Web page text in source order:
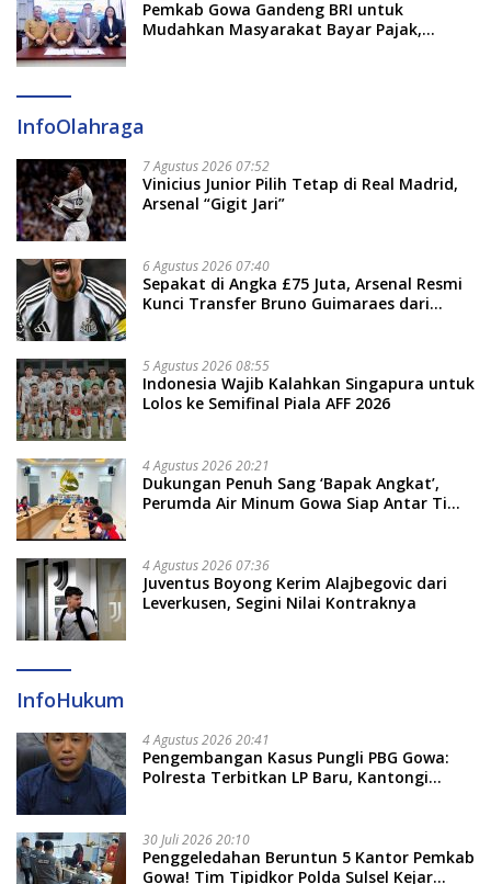
Pemkab Gowa Gandeng BRI untuk
Mudahkan Masyarakat Bayar Pajak,
InfoOlahraga
7 Agustus 2026 07:52
Vinicius Junior Pilih Tetap di Real Madrid,
Arsenal “Gigit Jari”
6 Agustus 2026 07:40
Sepakat di Angka £75 Juta, Arsenal Resmi
Kunci Transfer Bruno Guimaraes dari
5 Agustus 2026 08:55
Indonesia Wajib Kalahkan Singapura untuk
Lolos ke Semifinal Piala AFF 2026
4 Agustus 2026 20:21
Dukungan Penuh Sang ‘Bapak Angkat’,
Perumda Air Minum Gowa Siap Antar Tim
4 Agustus 2026 07:36
Juventus Boyong Kerim Alajbegovic dari
Leverkusen, Segini Nilai Kontraknya
InfoHukum
4 Agustus 2026 20:41
Pengembangan Kasus Pungli PBG Gowa:
Polresta Terbitkan LP Baru, Kantongi
30 Juli 2026 20:10
Penggeledahan Beruntun 5 Kantor Pemkab
Gowa! Tim Tipidkor Polda Sulsel Kejar